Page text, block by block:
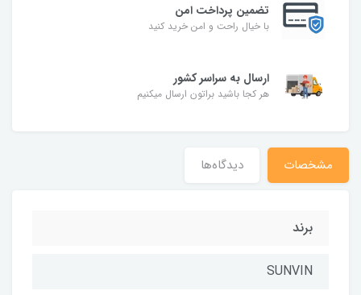
تضمین پرداخت امن
با خیال راحت و امن خرید کنید
ارسال به سراسر کشور
هر کجا باشید براتون ارسال میکنیم
مشخصات دیدگاه‌ها
برند
SUNVIN